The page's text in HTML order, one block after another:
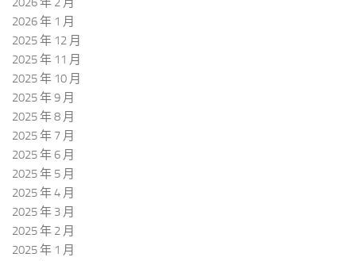
2026 年 1 月
2025 年 12 月
2025 年 11 月
2025 年 10 月
2025 年 9 月
2025 年 8 月
2025 年 7 月
2025 年 6 月
2025 年 5 月
2025 年 4 月
2025 年 3 月
2025 年 2 月
2025 年 1 月